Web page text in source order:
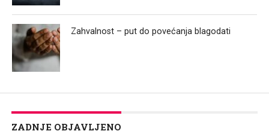
Zahvalnost – put do povećanja blagodati
ZADNJE OBJAVLJENO